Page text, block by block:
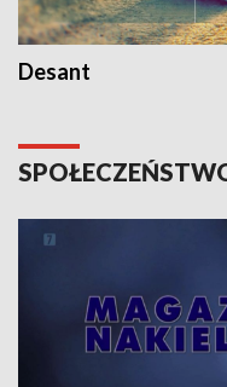
Desant